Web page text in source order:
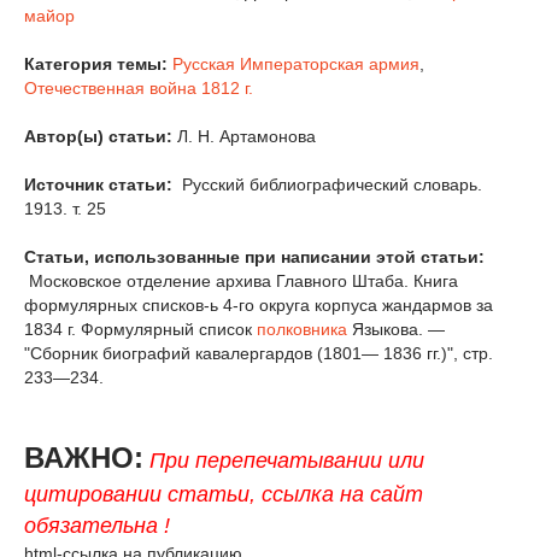
майор
Категория темы: Русская Императорская армия,
Отечественная война 1812 г.
Автор(ы) статьи: Л. Н. Артамонова
Источник статьи:
Русский библиографический словарь.
1913. т. 25
Статьи, использованные при написании этой статьи:
Московское отделение архива Главного Штаба. Книга
формулярных списков-ь 4-го округа корпуса жандармов за
1834 г. Формулярный список полковника Языкова. —
"Сборник биографий кавалергардов (1801— 1836 гг.)", стр.
233—234.
ВАЖНО: При перепечатывании или
цитировании статьи, ссылка на сайт
обязательна !